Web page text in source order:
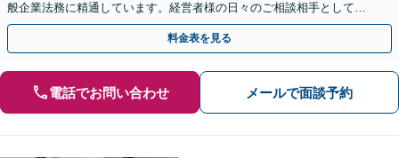
般企業法務に精通しています。経営者様の日々のご相談相手として、
法務面から経営を支えます。単発のご依頼も承ります。
料金表を見る
電話でお問い合わせ メールで面談予約